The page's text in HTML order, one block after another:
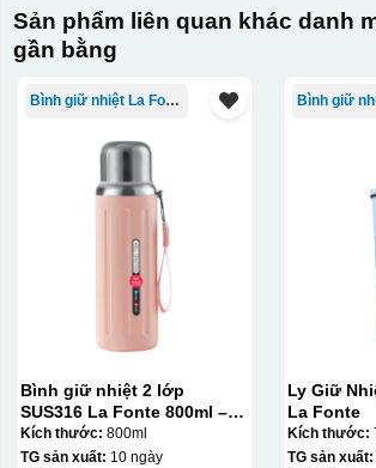
Thợ đang căn chỉnh dán decal
Sản phẩm liên quan khác danh
gần bằng
Bình giữ nhiệt La Fonte
Bình giữ nhiệt 2 lớp
SUS316 La Fonte 800ml –
012720
Kích thước: 800ml
TG sản xuất: 10 ngày
Ly Giữ
La Fonte
Kích thước:
TG sản xuất: